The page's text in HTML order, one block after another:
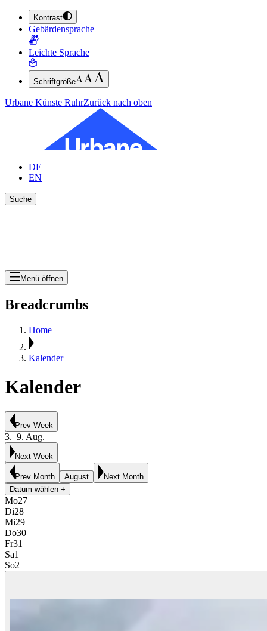
ZUM HAUPTINHALT SPRINGEN (ENTER DRÜCKEN)
ZUM FUSSBEREICH SPRINGEN (ENTER DRÜCKEN)
Kontrast
Gebärdensprache
Leichte Sprache
Schriftgröße
Urbane Künste RuhrZurück nach oben
DE
EN
Suche
Menü öffnen
Breadcrumbs
Home
Kalender
Kalender
Prev Week
3.–9. Aug.
Next Week
Prev Month August
Next Month
Datum wählen +
Mo27
Di28
Mi29
Do30
Fr31
Sa1
So2